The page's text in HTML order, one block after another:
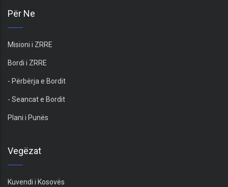
Për Ne
Misioni i ZRRE
Bordi i ZRRE
- Përbërja e Bordit
- Seancat e Bordit
Plani i Punës
Vegëzat
Kuvendi i Kosovës